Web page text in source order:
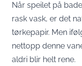
Når speilet på
rask vask, er det
tørkepapir. Men
nettopp denne
aldri blir helt rene.